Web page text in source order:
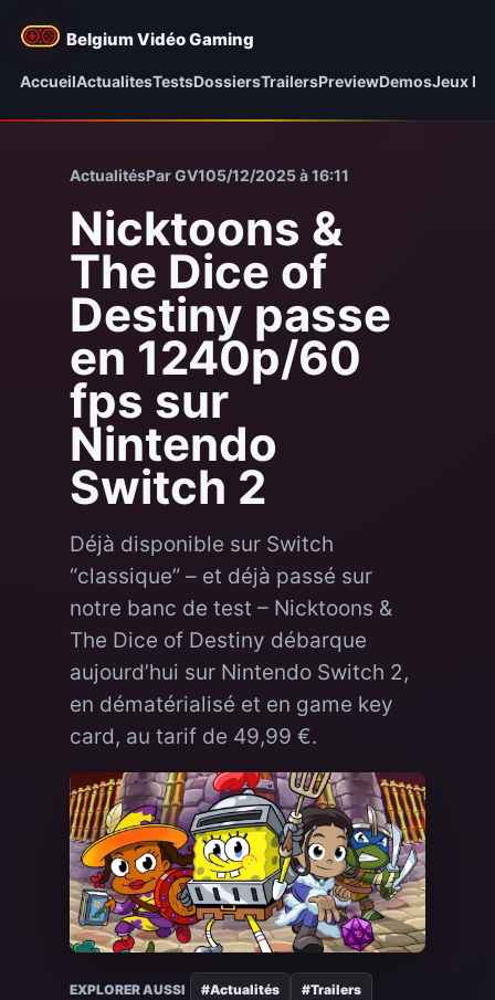
Belgium Vidéo Gaming
AccueilActualitesTestsDossiersTrailersPreviewDemosJeux
ActualitésPar GV105/12/2025 à 16:11
Nicktoons &
The Dice of
Destiny passe
en 1240p/60
fps sur
Nintendo
Switch 2
Déjà disponible sur Switch
“classique” – et déjà passé sur
notre banc de test – Nicktoons &
The Dice of Destiny débarque
aujourd’hui sur Nintendo Switch 2,
en dématérialisé et en game key
card, au tarif de 49,99 €.
EXPLORER AUSSI #Actualités #Trailers